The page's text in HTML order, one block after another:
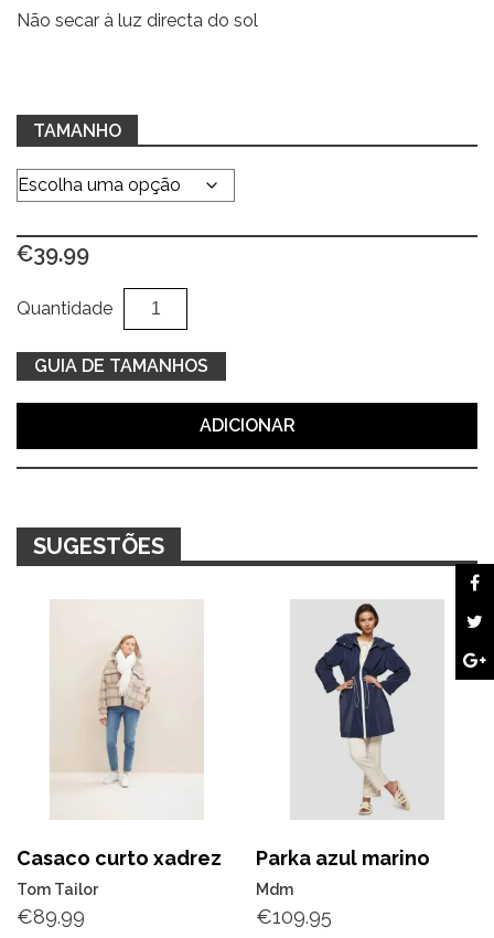
Não secar à luz directa do sol
TAMANHO
€39.99
Quantidade
Quantidade
de
Casaco
traçado
verde
GUIA DE TAMANHOS
ADICIONAR
SUGESTÕES
Casaco curto xadrez
Tom Tailor
€89.99
Parka azul marino
Mdm
€109.95